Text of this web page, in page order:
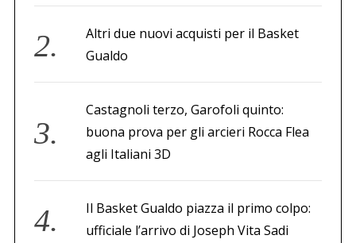
Altri due nuovi acquisti per il Basket
Gualdo
Castagnoli terzo, Garofoli quinto:
buona prova per gli arcieri Rocca Flea
agli Italiani 3D
Il Basket Gualdo piazza il primo colpo:
ufficiale l’arrivo di Joseph Vita Sadi